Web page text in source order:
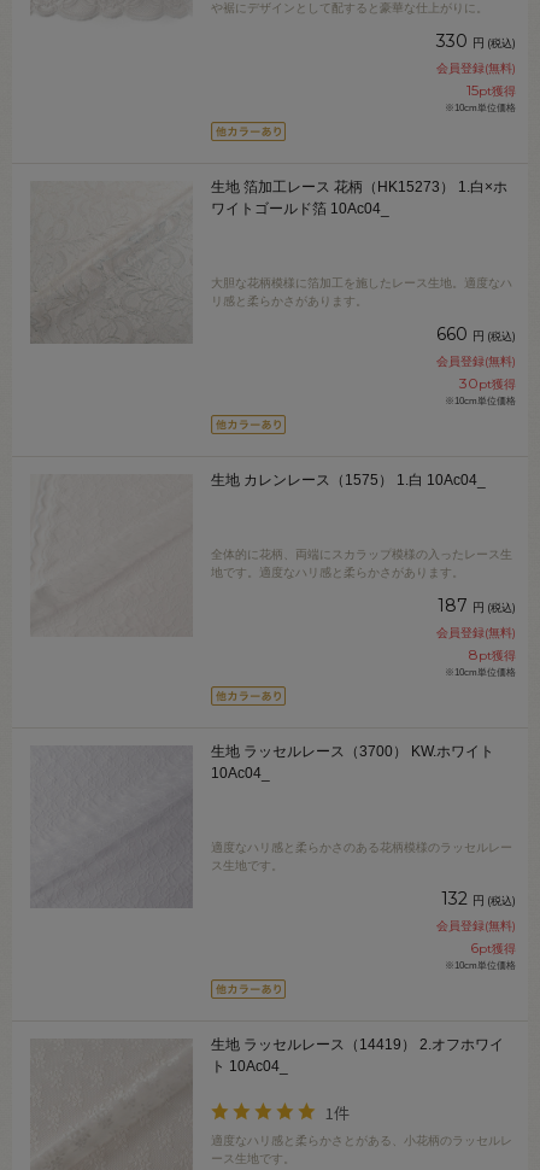
や裾にデザインとして配すると豪華な仕上がりに。
330 円 (税込)
会員登録(無料)
15pt獲得
※10cm単位価格
生地 箔加工レース 花柄（HK15273） 1.白×ホ
ワイトゴールド箔 10Ac04_
大胆な花柄模様に箔加工を施したレース生地。適度なハ
リ感と柔らかさがあります。
660 円 (税込)
会員登録(無料)
30pt獲得
※10cm単位価格
生地 カレンレース（1575） 1.白 10Ac04_
全体的に花柄、両端にスカラップ模様の入ったレース生
地です。適度なハリ感と柔らかさがあります。
187 円 (税込)
会員登録(無料)
8pt獲得
※10cm単位価格
生地 ラッセルレース（3700） KW.ホワイト
10Ac04_
適度なハリ感と柔らかさのある花柄模様のラッセルレー
ス生地です。
132 円 (税込)
会員登録(無料)
6pt獲得
※10cm単位価格
生地 ラッセルレース（14419） 2.オフホワイ
ト 10Ac04_
1件
適度なハリ感と柔らかさとがある、小花柄のラッセルレ
ース生地です。